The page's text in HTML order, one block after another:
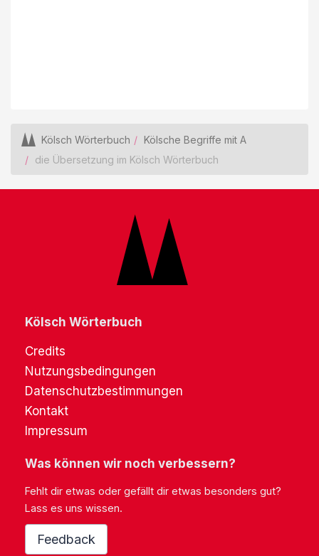
Kölsch Wörterbuch
Kölsche Begriffe mit A
die Übersetzung im Kölsch Wörterbuch
Kölsch Wörterbuch
Credits
Nutzungsbedingungen
Datenschutzbestimmungen
Kontakt
Impressum
Was können wir noch verbessern?
Fehlt dir etwas oder gefällt dir etwas besonders gut?
Lass es uns wissen.
Feedback